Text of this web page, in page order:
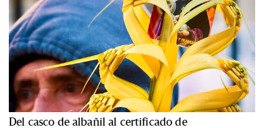
Del casco de albañil al certificado de